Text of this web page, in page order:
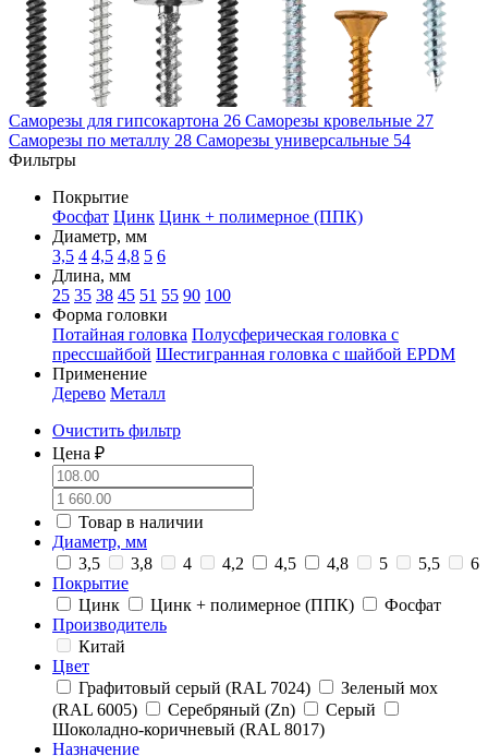
Саморезы для гипсокартона 26 Саморезы кровельные 27
Саморезы по металлу 28 Саморезы универсальные 54
Фильтры
Покрытие
Фосфат Цинк Цинк + полимерное (ППК)
Диаметр, мм
3,5 4 4,5 4,8 5 6
Длина, мм
25 35 38 45 51 55 90 100
Форма головки
Потайная головка Полусферическая головка с
прессшайбой Шестигранная головка с шайбой EPDM
Применение
Дерево Металл
Очистить фильтр
Цена ₽
Товар в наличии
Диаметр, мм
3,5
3,8 4 4,2 4,5 4,8 5 5,5
6
Покрытие
Цинк
Цинк + полимерное (ППК)
Фосфат
Производитель
Китай
Цвет
Графитовый серый (RAL 7024)
Зеленый мох
(RAL 6005)
Серебряный (Zn)
Серый
Шоколадно-коричневый (RAL 8017)
Назначение